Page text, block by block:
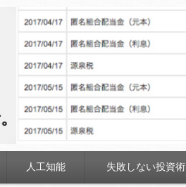
人工知能 失敗しない投資術